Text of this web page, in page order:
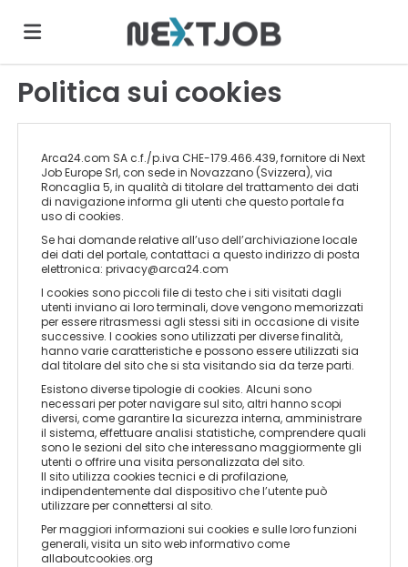
Home
Cerca
Carica
il
CV
Login
Cerca
CV
Lingua
EN
FR
Politica sui cookies
Arca24.com SA c.f./p.iva CHE-179.466.439, fornitore di Next
Job Europe Srl, con sede in Novazzano (Svizzera), via
Roncaglia 5, in qualità di titolare del trattamento dei dati
di navigazione informa gli utenti che questo portale fa
uso di cookies.
Se hai domande relative all’uso dell’archiviazione locale
dei dati del portale, contattaci a questo indirizzo di posta
elettronica:privacy@arca24.com
I cookies sono piccoli file di testo che i siti visitati dagli
utenti inviano ai loro terminali, dove vengono memorizzati
per essere ritrasmessi agli stessi siti in occasione di visite
successive. I cookies sono utilizzati per diverse finalità,
hanno varie caratteristiche e possono essere utilizzati sia
dal titolare del sito che si sta visitando sia da terze parti.
Esistono diverse tipologie di cookies. Alcuni sono
necessari per poter navigare sul sito, altri hanno scopi
diversi, come garantire la sicurezza interna, amministrare
il sistema, effettuare analisi statistiche, comprendere quali
sono le sezioni del sito che interessano maggiormente gli
utenti o offrire una visita personalizzata del sito.
Il sito utilizza cookies tecnici e di profilazione,
indipendentemente dal dispositivo che l’utente può
utilizzare per connettersi al sito.
Per maggiori informazioni sui cookies e sulle loro funzioni
generali, visita un sito web informativo come
allaboutcookies.org